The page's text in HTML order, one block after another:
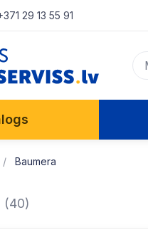
29 13 55 91
Baumera
(40)